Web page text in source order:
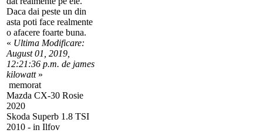
Daca dai peste un din
asta poti face realmente
o afacere foarte buna.
« Ultima Modificare:
August 01, 2019,
12:21:36 p.m. de james
kilowatt»
memorat
Mazda CX-30 Rosie
2020
Skoda Superb 1.8 TSI
2010 - in Ilfov